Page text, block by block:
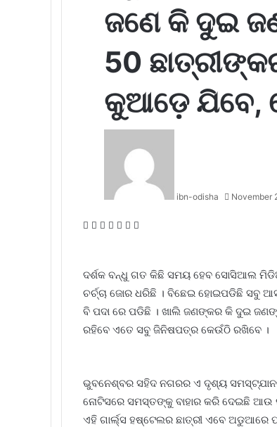
ଜଣେ କି ଦୁଇ
50
କୁଆଡ଼େ ଯିବେ,
ibn-odisha November
Facebook
Twitter
LinkedIn
Tumblr
Pinterest
Reddit
ଦର୍ଶକ ବନ୍ଧୁ ଗତ କିଛି ସମୟ ହେବ ସୋସିଆଲ
ଚର୍ଚ୍ଚା ଜୋର ଧରିଛି । ବିଛେଇ ହୋଇପଡିଛି ସବୁ
ବି ପଦା ରେ ପଡିଛି । ଖାଲି ଜଣଙ୍କର କି ଦୁଇ
ରହିବେ ଏତେ ସବୁ ଜିନିଷପତ୍ର କେଉଁଠି ରଖିବେ ।
ଭୁବନେଶ୍ବର ସହିଦ ନଗରର ଏ ଦୃଶ୍ୟ
ନୋଟିସରେ ସମସ୍ତଙ୍କୁ ବାହାର କରି ଦେଇଛି ଆଉ
ଏହି ଗାର୍ଲ୍ସ ହଷ୍ଟେଲର ଛାତ୍ରୀ ଏବେ ଅଡୁଆରେ